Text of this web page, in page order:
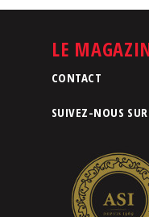
LE
CONTACT
SUIVEZ-NOUS